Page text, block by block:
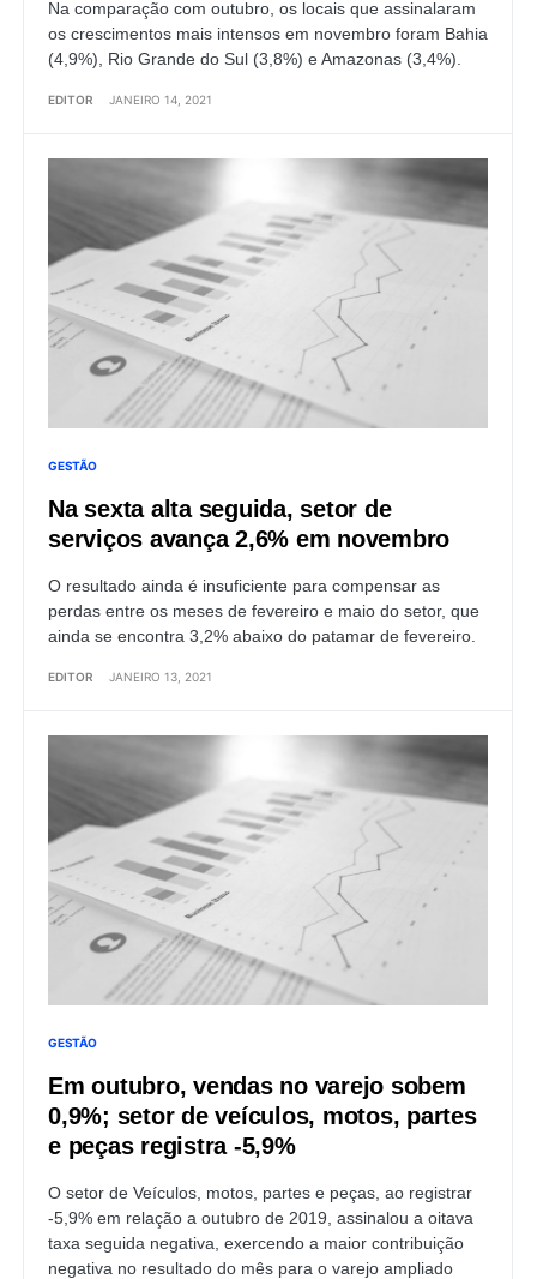
Na comparação com outubro, os locais que assinalaram
os crescimentos mais intensos em novembro foram Bahia
(4,9%), Rio Grande do Sul (3,8%) e Amazonas (3,4%).
EDITOR JANEIRO 14, 2021
GESTÃO
Na sexta alta seguida, setor de
serviços avança 2,6% em novembro
O resultado ainda é insuficiente para compensar as
perdas entre os meses de fevereiro e maio do setor, que
ainda se encontra 3,2% abaixo do patamar de fevereiro.
EDITOR JANEIRO 13, 2021
GESTÃO
Em outubro, vendas no varejo sobem
0,9%; setor de veículos, motos, partes
e peças registra -5,9%
O setor de Veículos, motos, partes e peças, ao registrar
-5,9% em relação a outubro de 2019, assinalou a oitava
taxa seguida negativa, exercendo a maior contribuição
negativa no resultado do mês para o varejo ampliado